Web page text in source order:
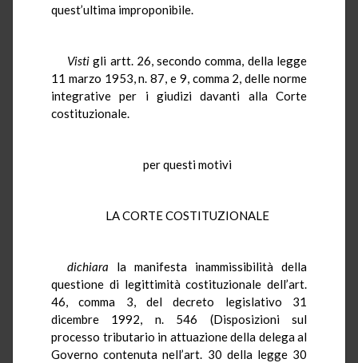
quest’ultima improponibile.
Visti gli artt. 26, secondo comma, della legge
11 marzo 1953, n. 87, e 9, comma 2, delle norme
integrative per i giudizi davanti alla Corte
costituzionale.
per questi motivi
LA CORTE COSTITUZIONALE
dichiara la manifesta inammissibilità della
questione di legittimità costituzionale dell’art.
46, comma 3, del decreto legislativo 31
dicembre 1992, n. 546 (Disposizioni sul
processo tributario in attuazione della delega al
Governo contenuta nell’art. 30 della legge 30